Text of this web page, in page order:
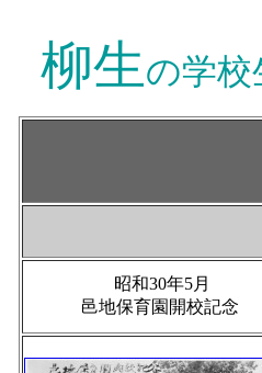
昭和30年5月
邑地保育園開校記念
柳生の学校